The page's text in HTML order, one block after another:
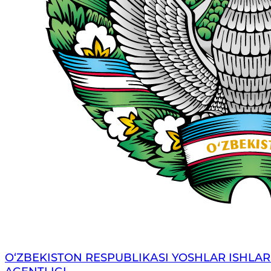
O‘ZBЕKISTОN RЕSPUBLIKАSI YOSHLAR